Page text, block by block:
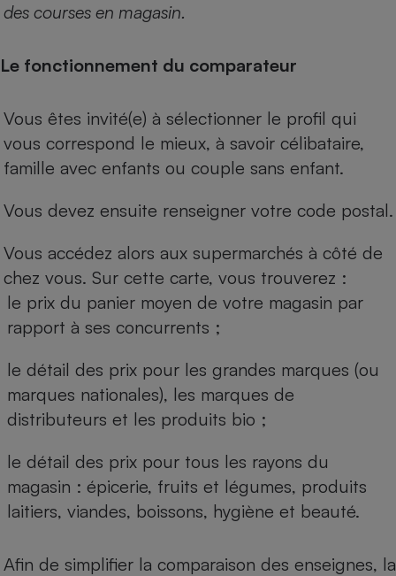
des courses en magasin.
Le fonctionnement du comparateur
Vous êtes invité(e) à sélectionner le profil qui
vous correspond le mieux, à savoir célibataire,
famille avec enfants ou couple sans enfant.
Vous devez ensuite renseigner votre code postal.
Vous accédez alors aux supermarchés à côté de
chez vous. Sur cette carte, vous trouverez :
le prix du panier moyen de votre magasin par
rapport à ses concurrents ;
le détail des prix pour les grandes marques (ou
marques nationales), les marques de
distributeurs et les produits bio ;
le détail des prix pour tous les rayons du
magasin : épicerie, fruits et légumes, produits
laitiers, viandes, boissons, hygiène et beauté.
Afin de simplifier la comparaison des enseignes, la